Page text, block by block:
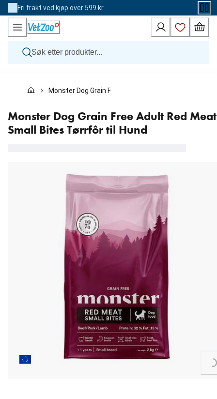
Skip
to
Content
Fri frakt ved kjøp over 599 kr
Katt
Andre dyr
Merker
Nyheter
Monster Dog Grain Free Adult Red Meat Small Bites
Monster Dog Grain Free Adult Red Meat
Small Bites Tørrfôr til Hund